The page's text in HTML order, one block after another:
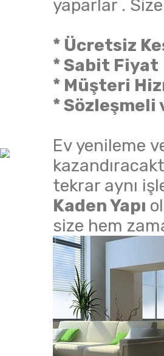
yaparlar .
* Ücretsiz
* Sabit Fiyat
* Müşteri
* Sözleşmeli
Ev yenileme
tekrar aynı
Kaden Yapı
size hem